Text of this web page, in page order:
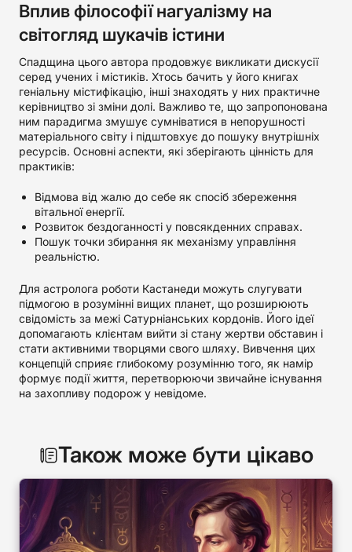
Вплив філософії нагуалізму на
світогляд шукачів істини
Спадщина цього автора продовжує викликати дискусії
серед учених і містиків. Хтось бачить у його книгах
геніальну містифікацію, інші знаходять у них практичне
керівництво зі зміни долі. Важливо те, що запропонована
ним парадигма змушує сумніватися в непорушності
матеріального світу і підштовхує до пошуку внутрішніх
ресурсів. Основні аспекти, які зберігають цінність для
практиків:
Відмова від жалю до себе як спосіб збереження
вітальної енергії.
Розвиток бездоганності у повсякденних справах.
Пошук точки збирання як механізму управління
реальністю.
Для астролога роботи Кастанеди можуть слугувати
підмогою в розумінні вищих планет, що розширюють
свідомість за межі Сатурніанських кордонів. Його ідеї
допомагають клієнтам вийти зі стану жертви обставин і
стати активними творцями свого шляху. Вивчення цих
концепцій сприяє глибокому розумінню того, як намір
формує події життя, перетворюючи звичайне існування
на захопливу подорож у невідоме.
Також може бути цікаво